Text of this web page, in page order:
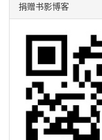
捐赠书影博客